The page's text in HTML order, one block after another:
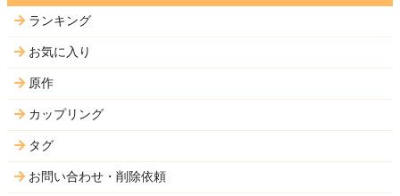
ランキング
お気に入り
原作
カップリング
タグ
お問い合わせ・削除依頼